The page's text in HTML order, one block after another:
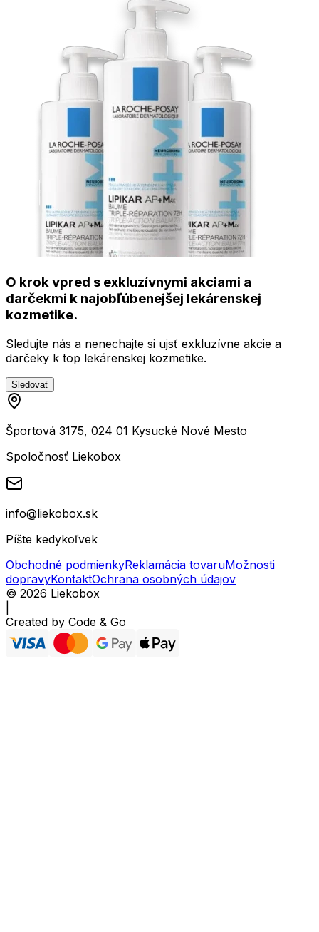
O krok vpred s exkluzívnymi akciami a
darčekmi k najobľúbenejšej lekárenskej
kozmetike.
Sledujte nás a nenechajte si ujsť exkluzívne akcie a
darčeky k top lekárenskej kozmetike.
Sledovať
Športová 3175, 024 01 Kysucké Nové Mesto
Spoločnosť Liekobox
info@liekobox.sk
Píšte kedykoľvek
Obchodné podmienkyReklamácia tovaruMožnosti
dopravyKontaktOchrana osobných údajov
© 2026 Liekobox
Created by Code & Go